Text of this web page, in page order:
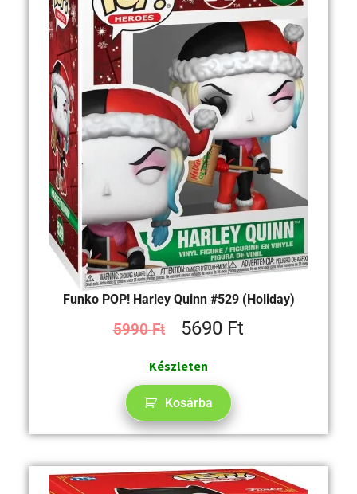
Funko POP! Harley Quinn #529 (Holiday)
5990Ft 5690 Ft
Készleten
Kosárba